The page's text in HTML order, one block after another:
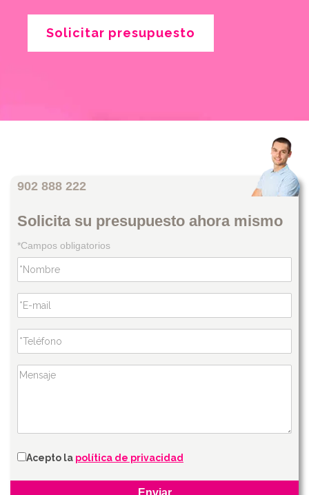
Solicitar presupuesto
902 888 222
Solicita su presupuesto ahora mismo
*Campos obligatorios
Acepto la política de privacidad